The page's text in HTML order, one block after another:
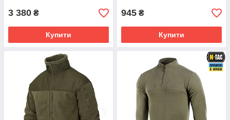
3 380 ₴
Купити
945 ₴
Купити